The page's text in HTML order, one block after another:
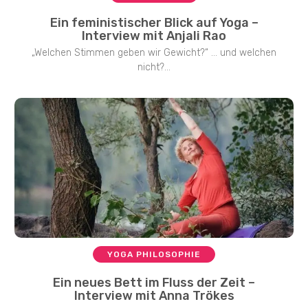
Ein feministischer Blick auf Yoga –
Interview mit Anjali Rao
„Welchen Stimmen geben wir Gewicht?“ … und welchen
nicht?...
YOGA PHILOSOPHIE
Ein neues Bett im Fluss der Zeit –
Interview mit Anna Trökes